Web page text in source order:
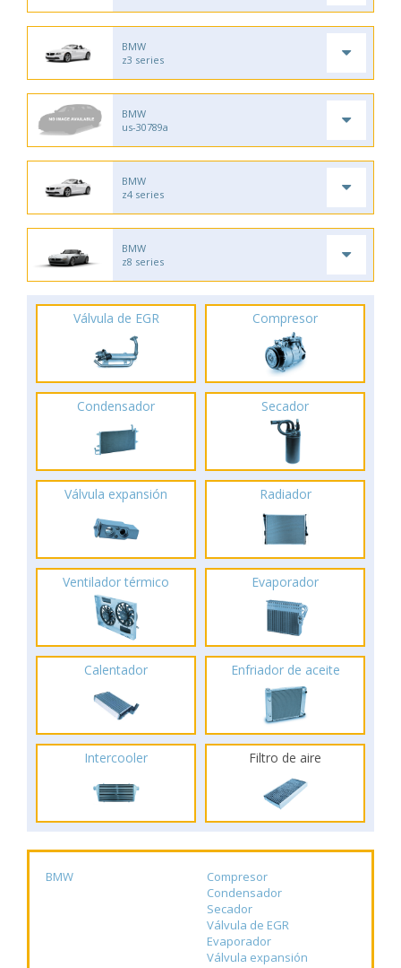
BMW
z3 series
BMW
us-30789a
BMW
z4 series
BMW
z8 series
Válvula de EGR Compresor
Condensador Secador
Válvula expansión Radiador
Ventilador térmico Evaporador
Calentador Enfriador de aceite
Intercooler Filtro de aire
BMW
Compresor
Condensador
Secador
Válvula de EGR
Evaporador
Válvula expansión